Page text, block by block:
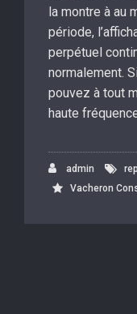
la montre à au
période,
perpétuel
normalement.
pouvez à tout
haute
admin
Vacheron